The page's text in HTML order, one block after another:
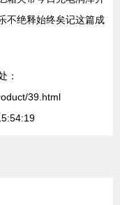
不绝释始终矣记这篇成
：
39.html